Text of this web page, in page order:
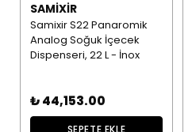
SAMIXIR
Samixir S22 Panaromik
Analog Soğuk İçecek
Dispenseri, 22 L - İnox
₺ 44,153.00